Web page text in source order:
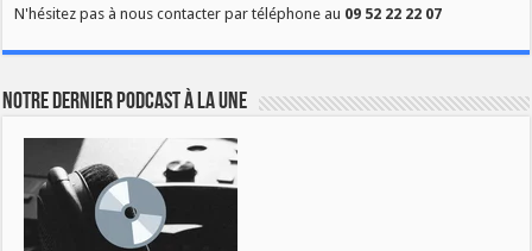
N'hésitez pas à nous contacter par téléphone au 09 52 22 22 07
Notre dernier podcast à la une